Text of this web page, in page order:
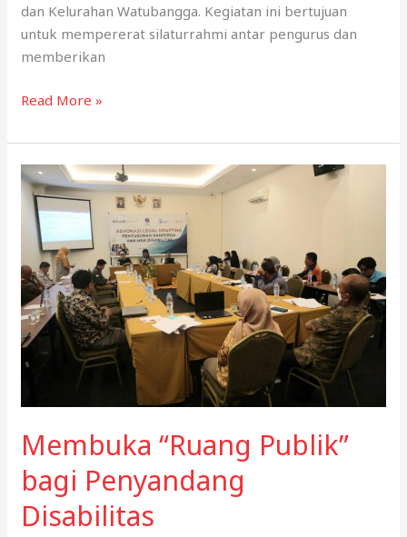
dan Kelurahan Watubangga. Kegiatan ini bertujuan
untuk mempererat silaturrahmi antar pengurus dan
memberikan
pertemuan
penguatan
forum
disabilitas
kelurahan
Read More »
Membuka “Ruang Publik”
bagi Penyandang
Disabilitas